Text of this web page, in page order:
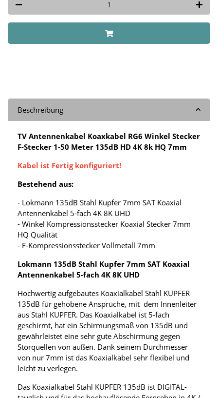
Beschreibung
TV Antennenkabel Koaxkabel RG6 Winkel Stecker
F-Stecker 1-50 Meter 135dB HD 4K 8k HQ 7mm
Kabel ist Fertig konfiguriert!
Bestehend aus:
- Lokmann 135dB Stahl Kupfer 7mm SAT Koaxial
Antennenkabel 5-fach 4K 8K UHD
- Winkel Kompressionsstecker Koaxial Stecker 7mm
HQ Qualität
- F-Kompressionsstecker Vollmetall 7mm
Lokmann 135dB Stahl Kupfer 7mm SAT Koaxial
Antennenkabel 5-fach 4K 8K UHD
Hochwertig aufgebautes Koaxialkabel Stahl KUPFER
135dB für gehobene Ansprüche, mit dem Innenleiter
aus Stahl KUPFER. Das Koaxialkabel ist 5-fach
geschirmt, hat ein Schirmungsmaß von 135dB und
gewährleistet eine sehr gute Abschirmung gegen
Störquellen von außen. Dank seinem Durchmesser
von nur 7mm ist das Koaxialkabel sehr flexibel und
leicht zu verlegen.
Das Koaxialkabel Stahl KUPFER 135dB ist DIGITAL-